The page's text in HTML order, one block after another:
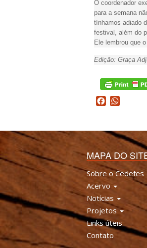
O coordenador
para a semana
tínhamos adiado
festival, além do
Ele lembrou que
Edição: Graça
Facebook
MAPA DO
Sobre o Cedefes
Acervo
Notícias
Projetos
Links úteis
Contato